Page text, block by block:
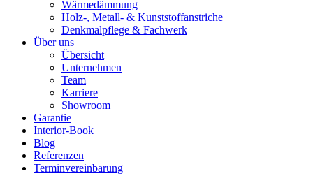
Wärmedämmung
Holz-, Metall- & Kunststoffanstriche
Denkmalpflege & Fachwerk
Über uns
Übersicht
Unternehmen
Team
Karriere
Showroom
Garantie
Interior-Book
Blog
Referenzen
Terminvereinbarung